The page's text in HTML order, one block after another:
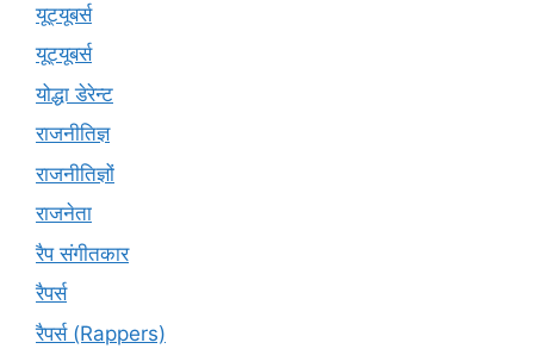
यूट्‍यूबर्स
यूट्यूबर्स
योद्धा डेरेन्ट
राजनीतिज्ञ
राजनीतिज्ञों
राजनेता
रैप संगीतकार
रैपर्स
रैपर्स (Rappers)